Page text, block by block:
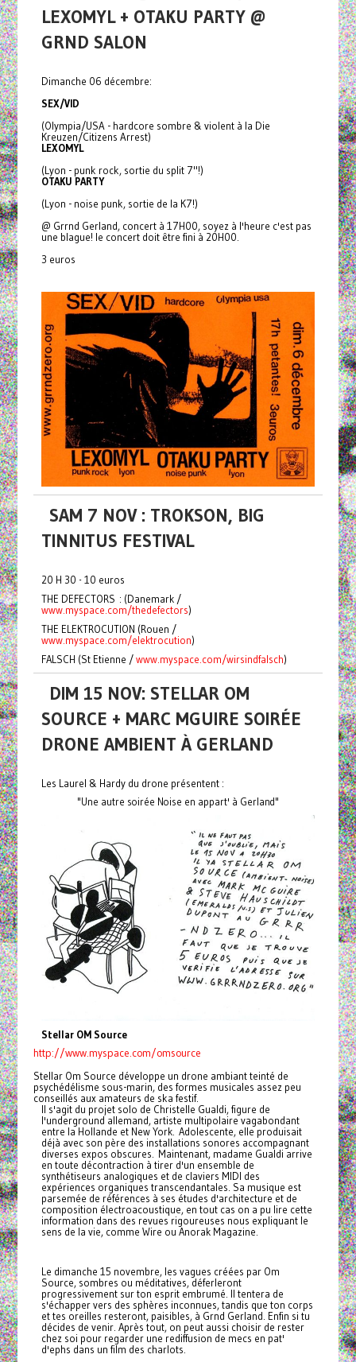
LEXOMYL + OTAKU PARTY @
GRND SALON
Dimanche 06 décembre:
SEX/VID
(Olympia/USA - hardcore sombre & violent à la Die
Kreuzen/Citizens Arrest)
LEXOMYL
(Lyon - punk rock, sortie du split 7"!)
OTAKU PARTY
(Lyon - noise punk, sortie de la K7!)
@ Grrnd Gerland, concert à 17H00, soyez à l'heure c'est pas
une blague! le concert doit être fini à 20H00.
3 euros
SAM 7 NOV : TROKSON, BIG
TINNITUS FESTIVAL
20 H 30 - 10 euros
THE DEFECTORS : (Danemark /
www.myspace.com/thedefectors)
THE ELEKTROCUTION (Rouen /
www.myspace.com/elektrocution)
FALSCH (St Etienne /www.myspace.com/wirsindfalsch)
DIM 15 NOV: STELLAR OM
SOURCE + MARC MGUIRE SOIRÉE
DRONE AMBIENT À GERLAND
Les Laurel & Hardy du drone présentent :
"Une autre soirée Noise en appart' à Gerland"
Stellar OM Source
http://www.myspace.com/omsource
Stellar Om Source développe un drone ambiant teinté de
psychédélisme sous-marin, des formes musicales assez peu
conseillés aux amateurs de ska festif.
Il s'agit du projet solo de Christelle Gualdi, figure de
l'underground allemand, artiste multipolaire vagabondant
entre la Hollande et New York. Adolescente, elle produisait
déjà avec son père des installations sonores accompagnant
diverses expos obscures. Maintenant, madame Gualdi arrive
en toute décontraction à tirer d'un ensemble de
synthétiseurs analogiques et de claviers MIDI des
expériences organiques transcendantales. Sa musique est
parsemée de références à ses études d'architecture et de
composition électroacoustique, en tout cas on a pu lire cette
information dans des revues rigoureuses nous expliquant le
sens de la vie, comme Wire ou Anorak Magazine.
Le dimanche 15 novembre, les vagues créées par Om
Source, sombres ou méditatives, déferleront
progressivement sur ton esprit embrumé. Il tentera de
s'échapper vers des sphères inconnues, tandis que ton corps
et tes oreilles resteront, paisibles, à Grnd Gerland. Enfin si tu
décides de venir. Après tout, on peut aussi choisir de rester
chez soi pour regarder une rediffusion de mecs en pat'
d'ephs dans un film des charlots.